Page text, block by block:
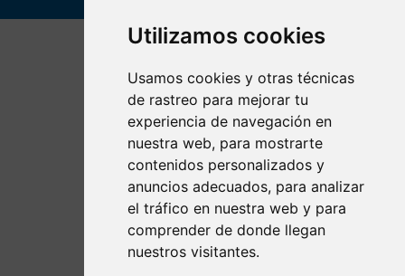
Utilizamos cookies
Usamos cookies y otras técnicas
de rastreo para mejorar tu
experiencia de navegación en
nuestra web, para mostrarte
contenidos personalizados y
anuncios adecuados, para analizar
el tráfico en nuestra web y para
comprender de donde llegan
nuestros visitantes.